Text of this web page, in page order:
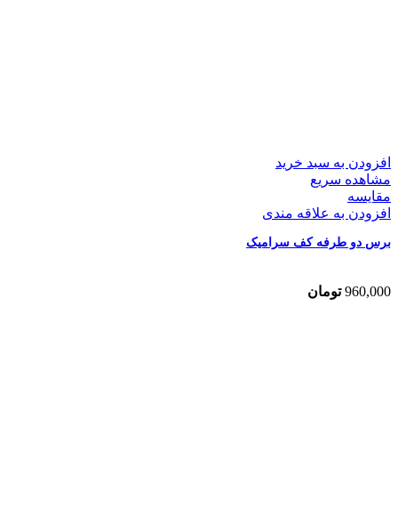
افزودن به سبد خرید
مشاهده سریع
مقایسه
افزودن به علاقه مندی
برس دو طرفه کف سرامیک
960,000 تومان